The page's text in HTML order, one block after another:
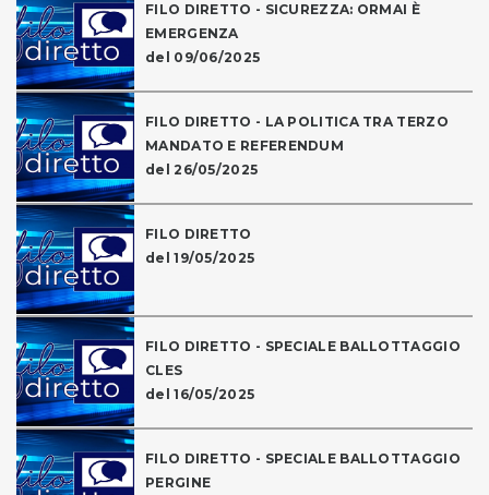
FILO DIRETTO - SICUREZZA: ORMAI È
EMERGENZA
del 09/06/2025
FILO DIRETTO - LA POLITICA TRA TERZO
MANDATO E REFERENDUM
del 26/05/2025
FILO DIRETTO
del 19/05/2025
FILO DIRETTO - SPECIALE BALLOTTAGGIO
CLES
del 16/05/2025
FILO DIRETTO - SPECIALE BALLOTTAGGIO
PERGINE